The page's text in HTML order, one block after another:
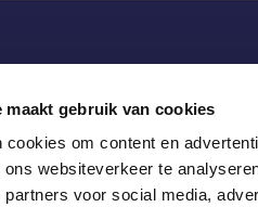
maakt gebruik van cookies
cookies om content en
ons websiteverkeer te
voor social media,
Schokker 4A